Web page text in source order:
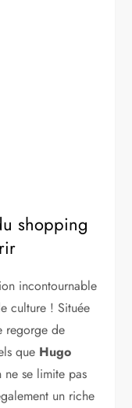
shopping
incontournable
culture ! Située
regorge de
que Hugo
se limite pas
un riche